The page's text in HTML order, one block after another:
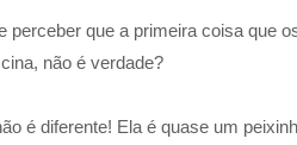
que a primeira coisa que
não é verdade?
é diferente! Ela é quase um